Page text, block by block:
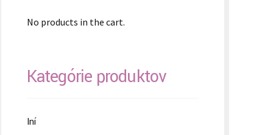
No products in the cart.
Kategórie produktov
Iní